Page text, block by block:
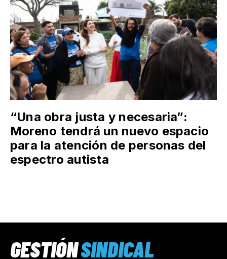
“Una obra justa y necesaria”:
Moreno tendrá un nuevo espacio
para la atención de personas del
espectro autista
GESTIÓNSINDICAL